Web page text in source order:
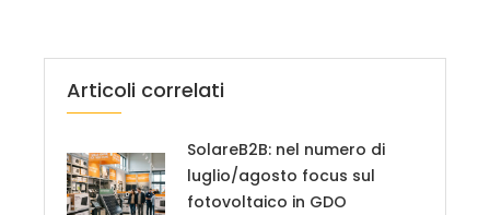
Articoli correlati
SolareB2B: nel numero di
luglio/agosto focus sul
fotovoltaico in GDO